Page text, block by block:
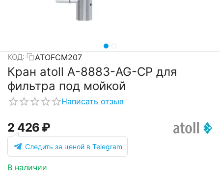
КОД: ATOFCM207
Кран atoll A-8883-AG-CP для
фильтра под мойкой
Написать отзыв
2 426 ₽
Следить за ценой в Telegram
В наличии